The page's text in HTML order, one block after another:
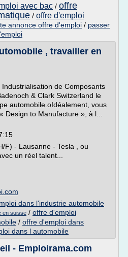
avec bac / offre
/ offre d'emploi
annonce offre d'emploi / passer
, travailler en
de Composants
& Clark Switzerland le
automobile.oIdéalement, vous
Design to Manufacture », à l...
F) - Lausanne - Tesla , ou
un réel talent...
dans l'industrie automobile
en suisse / offre d'emploi
/ offre d'emploi dans
dans l automobile
- Emploirama.com